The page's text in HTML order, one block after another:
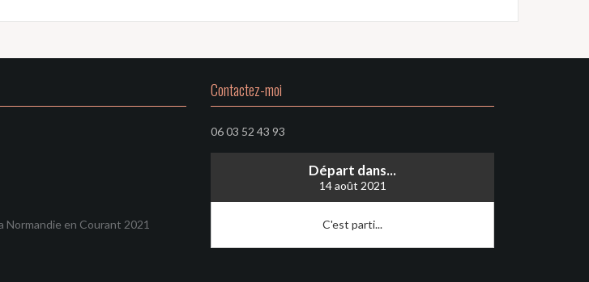
Normandie en Courant 2021
Contactez-moi
06 03 52 43 93
Départ dans...
14 août 2021
C'est parti...